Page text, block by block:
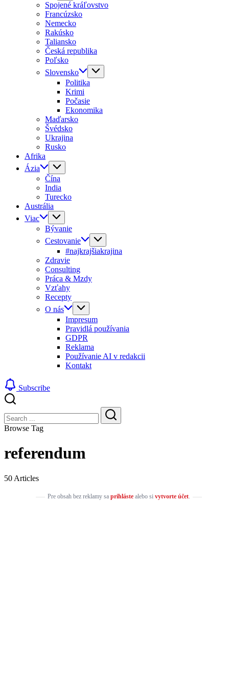
Spojené kráľovstvo
Francúzsko
Nemecko
Rakúsko
Taliansko
Česká republika
Poľsko
Slovensko
Politika
Krimi
Počasie
Ekonomika
Maďarsko
Švédsko
Ukrajina
Rusko
Afrika
Ázia
Čína
India
Turecko
Austrália
Viac
Bývanie
Cestovanie
#najkrajšiakrajina
Zdravie
Consulting
Práca & Mzdy
Vzťahy
Recepty
O nás
Impresum
Pravidlá používania
GDPR
Reklama
Používanie AI v redakcii
Kontakt
Subscribe
Search
Search
Browse Tag
referendum
50 Articles
Pre obsah bez reklamy sa prihlástealebo si vytvorte účet.